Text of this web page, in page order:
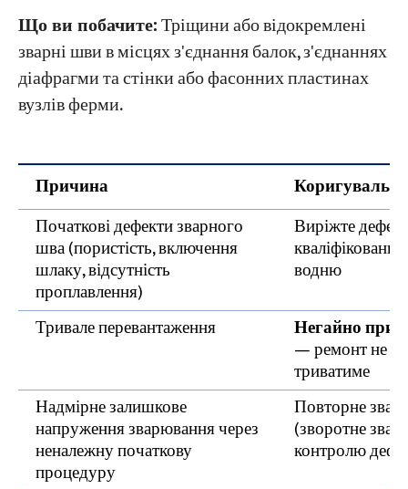
Що ви побачите:Тріщини або відокремлені
зварні шви в місцях з'єднання балок, з'єднаннях
діафрагми та стінки або фасонних пластинах
вузлів ферми.
Причина
Коригувальні
Початкові дефекти зварного
шва (пористість, включення
шлаку, відсутність
проплавлення)
Виріжте
водню
Тривале перевантаження Негайно
— ремонт не
триватиме
Надмірне залишкове
напруження зварювання через
неналежну початкову
процедуру
Повторне
(зворотне
контролю